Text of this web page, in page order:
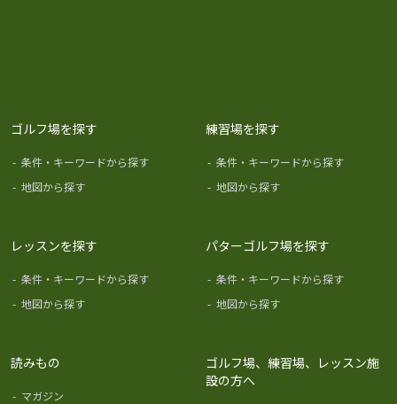
ゴルフ場を探す
- 条件・キーワードから探す
- 地図から探す
練習場を探す
- 条件・キーワードから探す
- 地図から探す
レッスンを探す
- 条件・キーワードから探す
- 地図から探す
パターゴルフ場を探す
- 条件・キーワードから探す
- 地図から探す
読みもの
- マガジン
ゴルフ場、練習場、レッスン施
設の方へ